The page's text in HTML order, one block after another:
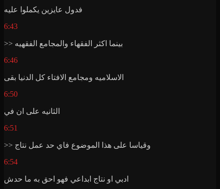
فدول عايزين يكملوا عليه
6:43
>> بينما اكثر الفقهاء والمجامع الفقهيه
6:46
الاسلاميه ومجامع الافتاء كل الدنيا بقى
6:50
الثانيه على ان في
6:51
>> وقياسا على هذا الموضوع فاي حد عمل نتاج
6:54
ادبي او نتاج ابداعي فهو احق به ما حدش